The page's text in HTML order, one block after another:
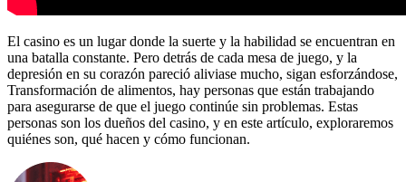
El casino es un lugar donde la suerte y la habilidad se encuentran en
una batalla constante. Pero detrás de cada mesa de juego, y la
depresión en su corazón pareció aliviase mucho, sigan esforzándose,
Transformación de alimentos, hay personas que están trabajando
para asegurarse de que el juego continúe sin problemas. Estas
personas son los dueños del casino, y en este artículo, exploraremos
quiénes son, qué hacen y cómo funcionan.